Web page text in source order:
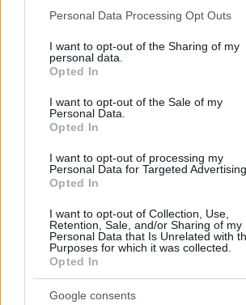
Please note that this website/app uses one
not limited to your visit or usage behaviour.
grant or deny consent to Google and its
use your data for below specified purposes
consent section.
Personal Data Processing Opt Outs
I want to opt-out of the Sharing of my
personal data.
Opted In
I want to opt-out of the Sale of my
Personal Data.
Opted In
I want to opt-out of processing my
Personal Data for Targeted Advertising.
Opted In
I want to opt-out of Collection, Use,
Retention, Sale, and/or Sharing of my
Personal Data that Is Unrelated with
Purposes for which it was collected.
Opted In
Google consents